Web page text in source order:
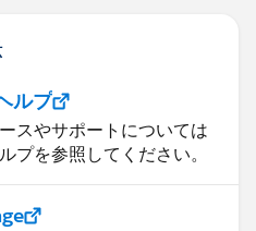
ルプ
スやサポートについては
プを参照してください。